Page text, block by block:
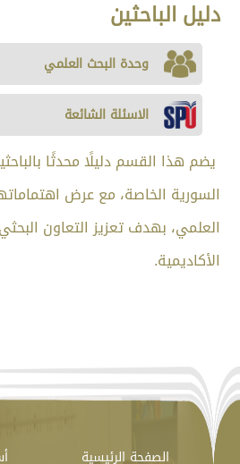
دليل الباحثين
وحدة البحث العلمي
الاسئلة الشائعة
يضم هذا القسم دليلًا محدثًا
السورية الخاصة، مع عرض
العلمي، بهدف تعزيز التعاون
الأكاديمية.
الصفحة الرئيسية